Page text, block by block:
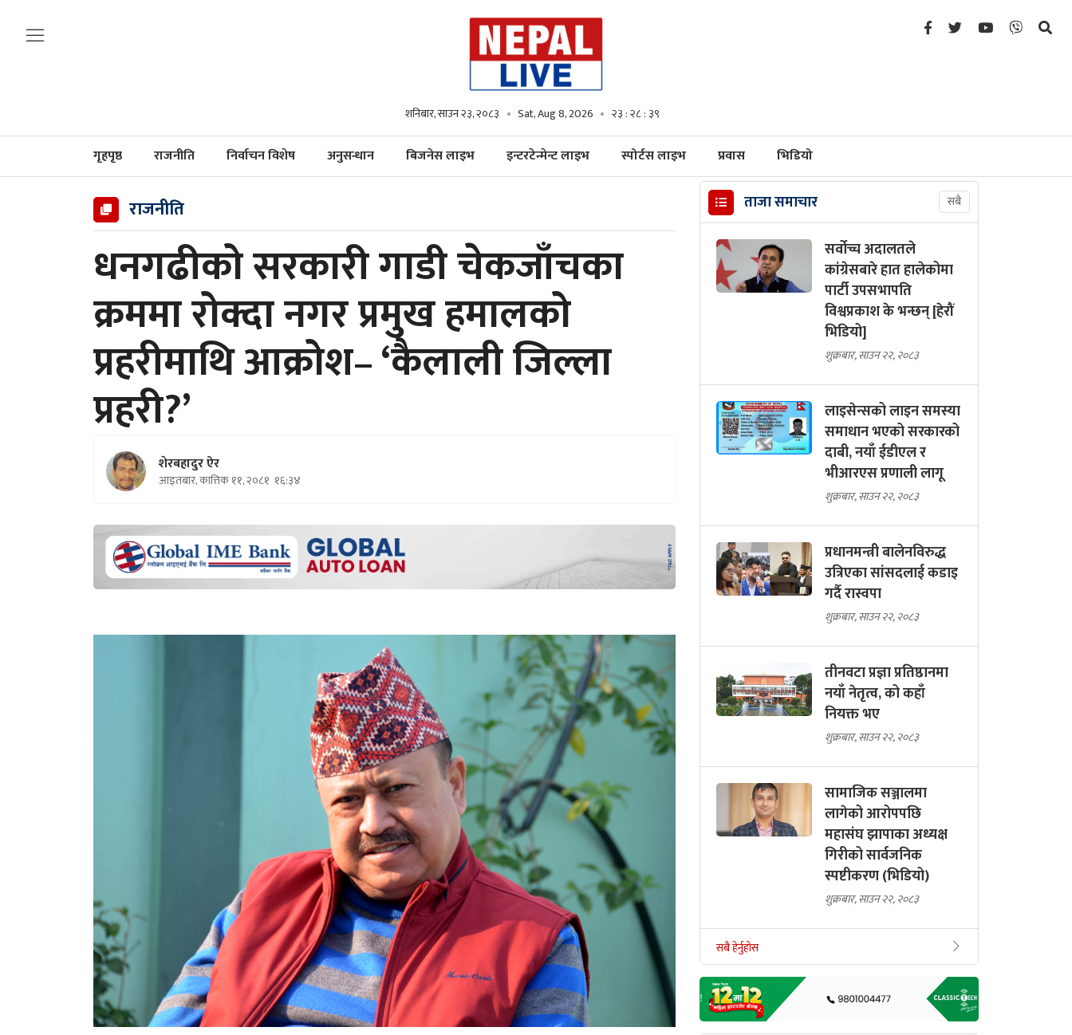
शनिबार, साउन २३, २०८३ Sat, Aug 8, 2026 २३ : २८ : ४१
गृहपृष्ठ राजनीति निर्वाचन विशेष अनुसन्धान बिजनेस लाइभ इन्टरटेन्मेन्ट लाइभ स्पोर्टस लाइभ प्रवास भिडियो
राजनीति
धनगढीको सरकारी गाडी चेकजाँचका
क्रममा रोक्दा नगर प्रमुख हमालको
प्रहरीमाथि आक्रोश– ‘कैलाली जिल्ला
प्रहरी?’
शेरबहादुर ऐर
आइतबार, कात्तिक ११, २०८१ १६:३४
ताजा समाचार सबै
सर्वोच्च अदालतले
कांग्रेसबारे हात हालेकोमा
पार्टी उपसभापति
विश्वप्रकाश के भन्छन् [हेरौं
भिडियो]
शुक्रबार, साउन २२, २०८३
लाइसेन्सको लाइन समस्या
समाधान भएको सरकारको
दाबी, नयाँ ईडीएल र
भीआरएस प्रणाली लागू
शुक्रबार, साउन २२, २०८३
प्रधानमन्त्री बालेनविरुद्ध
उत्रिएका सांसदलाई कडाइ
गर्दै रास्वपा
शुक्रबार, साउन २२, २०८३
तीनवटा प्रज्ञा प्रतिष्ठानमा
नयाँ नेतृत्व, को कहाँ
नियक्त भए
शुक्रबार, साउन २२, २०८३
सामाजिक सञ्जालमा
लागेको आरोपपछि
महासंघ झापाका अध्यक्ष
गिरीको सार्वजनिक
स्पष्टीकरण (भिडियो)
शुक्रबार, साउन २२, २०८३
सबै हेर्नुहोस